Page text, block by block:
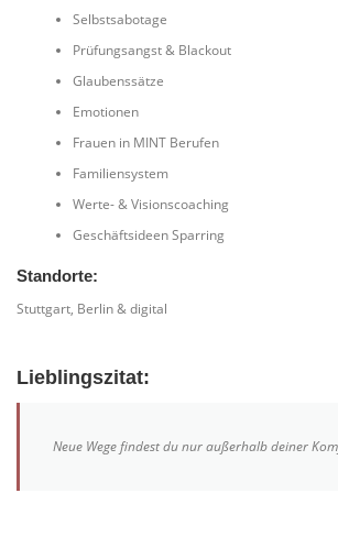
Selbstsabotage
Prüfungsangst & Blackout
Glaubenssätze
Emotionen
Frauen in MINT Berufen
Familiensystem
Werte- & Visionscoaching
Geschäftsideen Sparring
Standorte:
Stuttgart, Berlin & digital
Lieblingszitat:
Neue Wege findest du nur außerhalb deiner